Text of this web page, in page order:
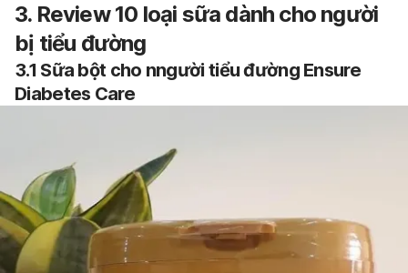
3. Review 10 loại sữa dành cho người
bị tiểu đường
3.1 Sữa bột cho nngười tiểu đường Ensure
Diabetes Care